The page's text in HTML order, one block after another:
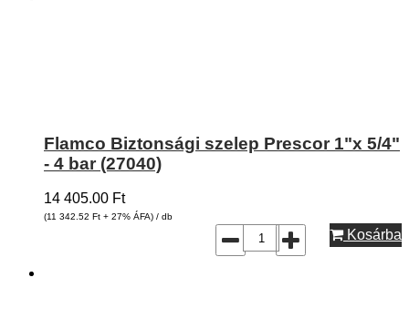
Flamco Biztonsági szelep Prescor 1"x 5/4"
- 4 bar (27040)
14 405.00 Ft
(11 342.52 Ft + 27% ÁFA) / db
Kosárba